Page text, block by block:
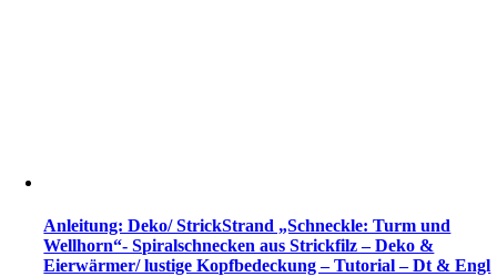
Anleitung: Deko/ StrickStrand „Schneckle: Turm und
Wellhorn“- Spiralschnecken aus Strickfilz – Deko &
Eierwärmer/ lustige Kopfbedeckung – Tutorial – Dt & Engl